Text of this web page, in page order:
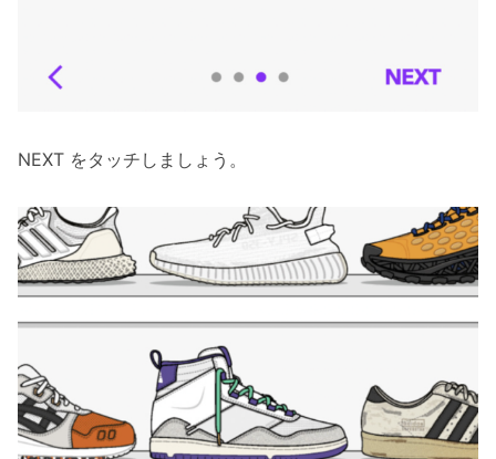
NEXT をタッチしましょう。